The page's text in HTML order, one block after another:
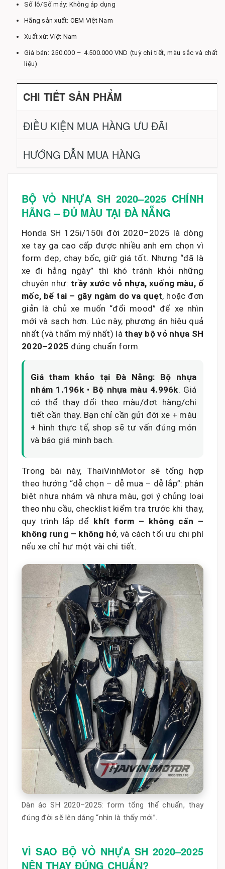
Số lô/Số máy: Không áp dụng
Hãng sản xuất: OEM Việt Nam
Xuất xứ: Việt Nam
Giá bán: 250.000 – 4.500.000 VND (tuỳ chi tiết, màu sắc và chất
liệu)
CHI TIẾT SẢN PHẨM
ĐIỀU KIỆN MUA HÀNG ƯU ĐÃI
HƯỚNG DẪN MUA HÀNG
BỘ VỎ NHỰA SH 2020–2025 CHÍNH
HÃNG – ĐỦ MÀU TẠI ĐÀ NẴNG
Honda SH 125i/150i đời 2020–2025 là dòng
xe tay ga cao cấp được nhiều anh em chọn vì
form đẹp, chạy bốc, giữ giá tốt. Nhưng “đã là
xe đi hằng ngày” thì khó tránh khỏi những
chuyện như: trầy xước vỏ nhựa, xuống màu, ố
mốc, bể tai – gãy ngàm do va quẹt, hoặc đơn
giản là chủ xe muốn “đổi mood” để xe nhìn
mới và sạch hơn. Lúc này, phương án hiệu quả
nhất (và thẩm mỹ nhất) là thay bộ vỏ nhựa SH
2020–2025 đúng chuẩn form.
Giá tham khảo tại Đà Nẵng: Bộ nhựa
nhám 1.196k• Bộ nhựa màu 4.996k. Giá
có thể thay đổi theo màu/đợt hàng/chi
tiết cần thay. Bạn chỉ cần gửi đời xe + màu
+ hình thực tế, shop sẽ tư vấn đúng món
và báo giá minh bạch.
Trong bài này, ThaiVinhMotor sẽ tổng hợp
theo hướng “dễ chọn – dễ mua – dễ lắp”: phân
biệt nhựa nhám và nhựa màu, gợi ý chủng loại
theo nhu cầu, checklist kiểm tra trước khi thay,
quy trình lắp để khít form – không cấn –
không rung – không hở, và cách tối ưu chi phí
nếu xe chỉ hư một vài chi tiết.
Dàn áo SH 2020–2025: form tổng thể chuẩn, thay
đúng đời sẽ lên dáng “nhìn là thấy mới”.
VÌ SAO BỘ VỎ NHỰA SH 2020–2025
NÊN THAY ĐÚNG CHUẨN?